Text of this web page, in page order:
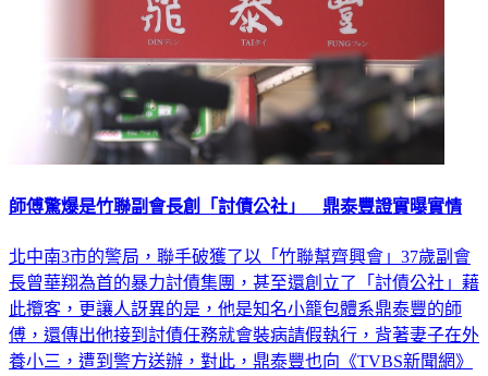
師傅驚爆是竹聯副會長創「討債公社」 鼎泰豐證實曝實情
北中南3市的警局，聯手破獲了以「竹聯幫齊興會」37歲副會
長曾華翔為首的暴力討債集團，甚至還創立了「討債公社」藉
此攬客，更讓人訝異的是，他是知名小籠包體系鼎泰豐的師
傅，還傳出他接到討債任務就會裝病請假執行，背著妻子在外
養小三，遭到警方送辦，對此，鼎泰豐也向《TVBS新聞網》